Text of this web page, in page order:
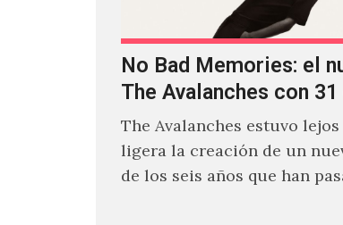
No Bad Memories: el
The Avalanches con
The Avalanches estuvo
ligera la creación de un
de los seis años que han